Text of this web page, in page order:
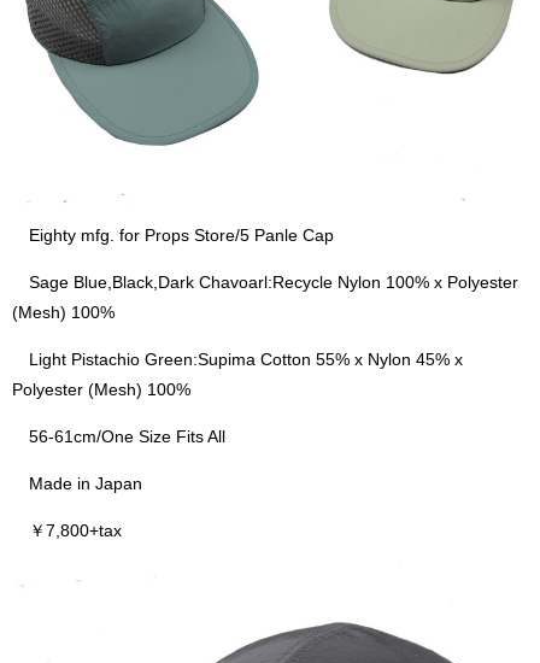
Eighty mfg. for Props Store/5 Panle Cap
Sage Blue,Black,Dark Chavoarl:Recycle Nylon 100% x Polyester
(Mesh) 100%
Light Pistachio Green:Supima Cotton 55% x Nylon 45% x
Polyester (Mesh) 100%
56-61cm/One Size Fits All
Made in Japan
￥7,800+tax